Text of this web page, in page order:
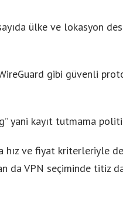
ülke ve lokasyon
gibi güvenli
yani kayıt tutmama
hız ve fiyat kriterleriyle
da VPN seçiminde titiz